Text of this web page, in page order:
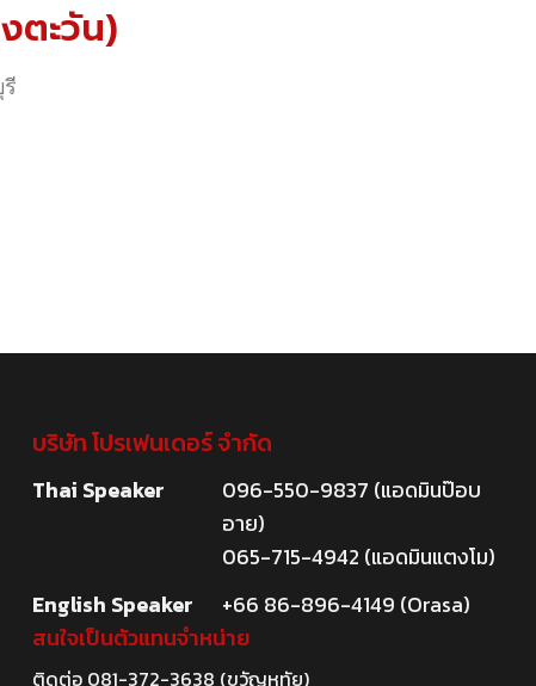
ตะวัน)
บริษัท โปรเฟนเดอร์ จำกัด
Thai Speaker
096-550-9837 (แอดมินป๊อบ
อาย)
065-715-4942 (แอดมินแตงโม)
English Speaker
+66 86-896-4149 (Orasa)
สนใจเป็นตัวแทนจำหน่าย
ติดต่อ 081-372-3638 (ขวัญหทัย)